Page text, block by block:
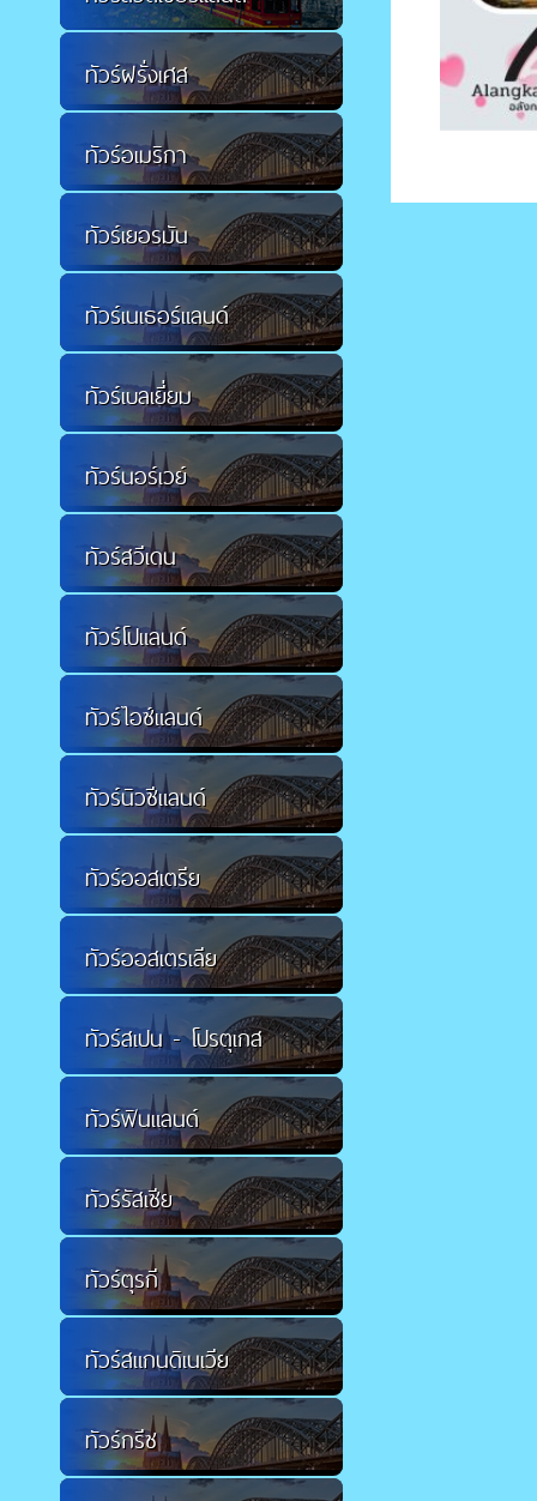
ทัวร์ฝรั่งเศส
ทัวร์อเมริกา
ทัวร์เยอรมัน
ทัวร์เนเธอร์แลนด์
ทัวร์เบลเยี่ยม
ทัวร์นอร์เวย์
ทัวร์สวีเดน
ทัวร์โปแลนด์
ทัวร์ไอซ์แลนด์
ทัวร์นิวซีแลนด์
ทัวร์ออสเตรีย
ทัวร์ออสเตรเลีย
ทัวร์สเปน - โปรตุเกส
ทัวร์ฟินแลนด์
ทัวร์รัสเซีย
ทัวร์ตุรกี
ทัวร์สแกนดิเนเวีย
ทัวร์กรีซ